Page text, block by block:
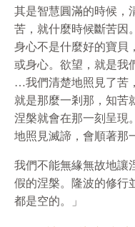
其是智慧圓滿的時候，
苦，就什麼時候斷苦因
身心不是什麼好的寶貝
或身心。欲望，就是我
…我們清楚地照見了苦
就是那麼一剎那，知苦
涅槃就會在那一刻呈現
地照見滅諦，會順著那
我們不能無緣無故地讓
假的涅槃。隆波的修行
都是空的。」